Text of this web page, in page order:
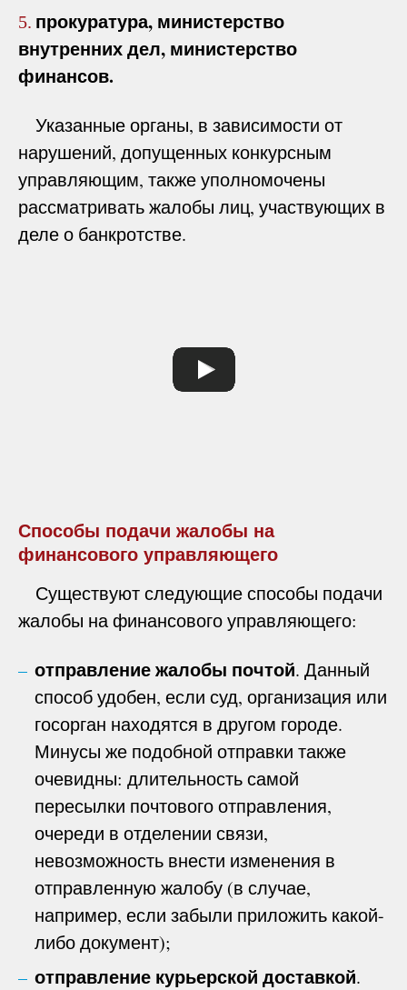
5. прокуратура, министерство
внутренних дел, министерство
финансов.
Указанные органы, в зависимости от
нарушений, допущенных конкурсным
управляющим, также уполномочены
рассматривать жалобы лиц, участвующих в
деле о банкротстве.
Способы подачи жалобы на
финансового управляющего
Существуют следующие способы подачи
жалобы на финансового управляющего:
отправление жалобы почтой. Данный
способ удобен, если суд, организация или
госорган находятся в другом городе.
Минусы же подобной отправки также
очевидны: длительность самой
пересылки почтового отправления,
очереди в отделении связи,
невозможность внести изменения в
отправленную жалобу (в случае,
например, если забыли приложить какой-
либо документ);
отправление курьерской доставкой.